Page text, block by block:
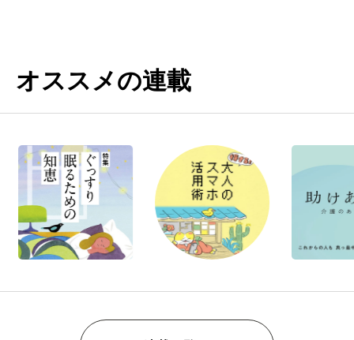
オススメの連載